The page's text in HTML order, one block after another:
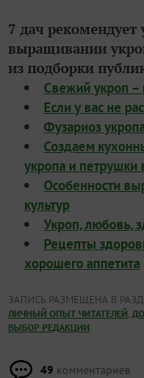
7 дач
выращивании
из подборки
Свежий укроп –
Если у вас не
Фузариоз
Создаем
укропа и петрушки
Особенности
культур
Укроп, любовь,
Рецепты
хорошего аппетита
ЗАПИСЬ РАЗМЕЩЕНА В
ЛИЧНЫЙ ОПЫТ ЧИТАТЕЛЕЙ,
ВЫБОР РЕДАКЦИИ
49 комментариев